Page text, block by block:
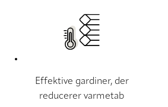
Effektive gardiner, der
reducerer varmetab